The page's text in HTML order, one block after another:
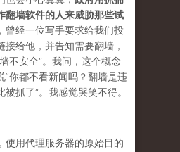
翻墙软件的人来威胁那些试
，曾经一位写手要求给我们投
接给他，并告知需要翻墙，
不安全”。我问，这个概念
“你都不看新闻吗？翻墙是违
抓了”。我感觉哭笑不得。
使用代理服务器的原始目的